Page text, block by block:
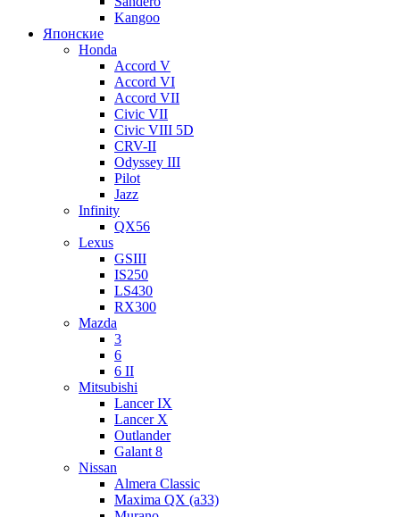
Kangoo
Японские
Honda
Accord V
Accord VI
Accord VII
Civic VII
Civic VIII 5D
CRV-II
Odyssey III
Pilot
Jazz
Infinity
QX56
Lexus
GSIII
IS250
LS430
RX300
Mazda
3
6
6 II
Mitsubishi
Lancer IX
Lancer X
Outlander
Galant 8
Nissan
Almera Classic
Maxima QX (a33)